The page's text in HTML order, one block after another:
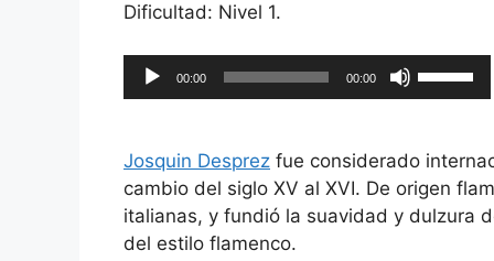
Dificultad: Nivel 1.
Reproductor
de
00:00 00:00
las
de
flecha
arriba/
Josquin Desprez fue considerado
cambio del siglo XV al XVI. De origen
italianas, y fundió la suavidad y dulzura
del estilo flamenco.